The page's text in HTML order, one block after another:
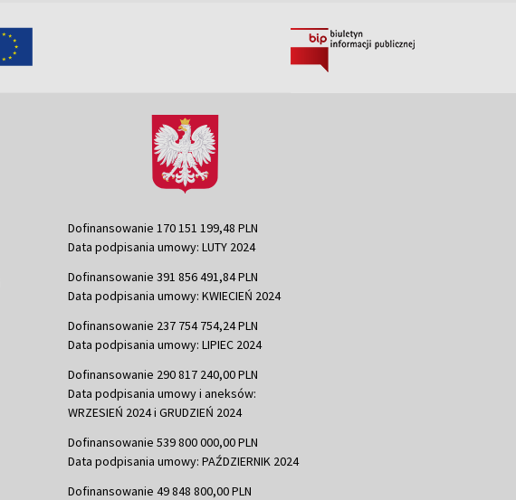
Dofinansowanie 170 151 199,48 PLN
Data podpisania umowy: LUTY 2024
Dofinansowanie 391 856 491,84 PLN
Data podpisania umowy: KWIECIEŃ 2024
Dofinansowanie 237 754 754,24 PLN
Data podpisania umowy: LIPIEC 2024
Dofinansowanie 290 817 240,00 PLN
Data podpisania umowy i aneksów:
WRZESIEŃ 2024 i GRUDZIEŃ 2024
Dofinansowanie 539 800 000,00 PLN
Data podpisania umowy: PAŹDZIERNIK 2024
Dofinansowanie 49 848 800,00 PLN